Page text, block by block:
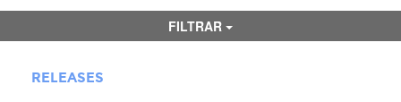
FILTRAR
RELEASES